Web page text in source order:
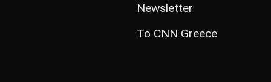
Newsletter
Το CNN Greece